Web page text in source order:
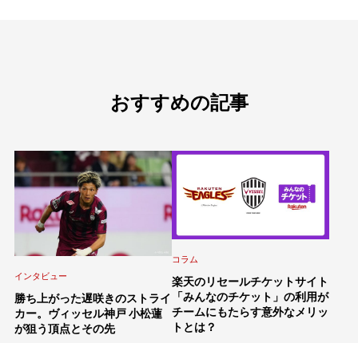
おすすめの記事
インタビュー
勝ち上がった遅咲きのストライ
カー。ヴィッセル神戸 小松蓮
が狙う頂点とその先
コラム
楽天のリセールチケットサイト
「みんなのチケット」の利用が
チームにもたらす意外なメリッ
トとは？